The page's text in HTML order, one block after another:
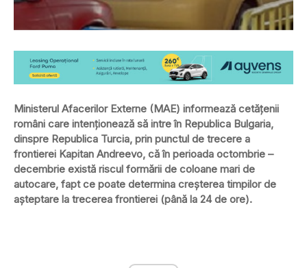
Ministerul Afacerilor Externe (MAE) informează cetăţenii
români care intenţionează să intre în Republica Bulgaria,
dinspre Republica Turcia, prin punctul de trecere a
frontierei Kapitan Andreevo, că în perioada octombrie –
decembrie există riscul formării de coloane mari de
autocare, fapt ce poate determina creşterea timpilor de
aşteptare la trecerea frontierei (până la 24 de ore).